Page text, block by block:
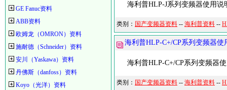
GE Fanuc资料
ABB资料
欧姆龙（OMRON）资料
施耐德（Schneider）资料
安川（Yaskawa）资料
丹佛斯（danfoss）资料
Koyo（光洋）资料
海利普HLP-J系列变频器使用说
类别： 国产变频器资料 -- 海利普资料 --
海利普HLP-C+/CP系列变频器
海利普HLP-C+/CP系列变频器
类别： 国产变频器资料 -- 海利普资料 --